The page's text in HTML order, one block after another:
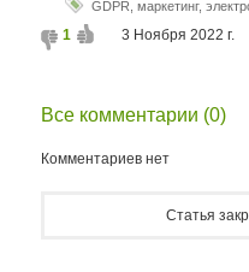
GDPR маркетинг,
1 3 Ноября 2022 г.
Все комментарии (0)
Комментариев нет
Статья